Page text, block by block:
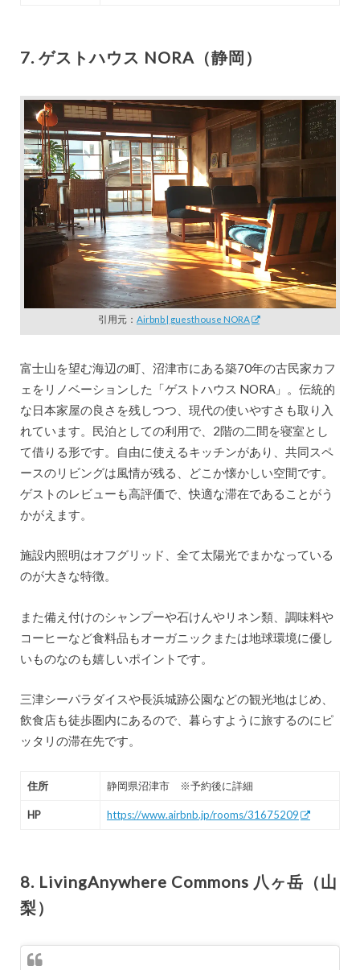
7. ゲストハウス NORA（静岡）
引用元： Airbnb | guesthouse NORA
富士山を望む海辺の町、沼津市にある築70年の古民家カフ
ェをリノベーションした「ゲストハウス NORA」。伝統的
な日本家屋の良さを残しつつ、現代の使いやすさも取り入
れています。民泊としての利用で、2階の二間を寝室とし
て借りる形です。自由に使えるキッチンがあり、共同スペ
ースのリビングは風情が残る、どこか懐かしい空間です。
ゲストのレビューも高評価で、快適な滞在であることがう
かがえます。
施設内照明はオフグリッド、全て太陽光でまかなっている
のが大きな特徴。
また備え付けのシャンプーや石けんやリネン類、調味料や
コーヒーなど食料品もオーガニックまたは地球環境に優し
いものなのも嬉しいポイントです。
三津シーパラダイスや長浜城跡公園などの観光地はじめ、
飲食店も徒歩圏内にあるので、暮らすように旅するのにピ
ッタリの滞在先です。
住所 静岡県沼津市 ※予約後に詳細
HP https://www.airbnb.jp/rooms/31675209
8. LivingAnywhere Commons 八ヶ岳（山
梨）